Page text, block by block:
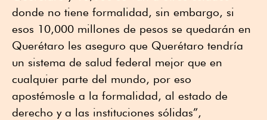
donde no tiene formalidad, sin embargo, si
esos 10,000 millones de pesos se quedarán en
Querétaro les aseguro que Querétaro tendría
un sistema de salud federal mejor que en
cualquier parte del mundo, por eso
apostémosle a la formalidad, al estado de
derecho y a las instituciones sólidas”,